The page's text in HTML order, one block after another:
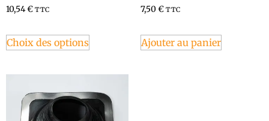
10,54€ TTC
Choix des options
7,50€ TTC
Ajouter au panier